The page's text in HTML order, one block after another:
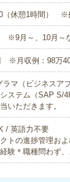
（休憩1時間） ※
※9月～、10月～
※月収例：98万
マ（ビジネスア
システム（SAP S/
当いただきます
/ 英語力不要
クトの進捗管理お
験＊職種問わず